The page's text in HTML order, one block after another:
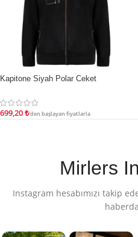
İNDIRIM
Kapitone Siyah Polar Ceket
699,20₺'den başlayan fiyatlarla
Mirlers
Instagram hesabımızı takip